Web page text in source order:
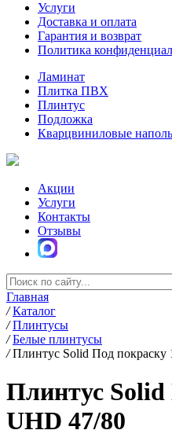
Услуги
Доставка и оплата
Гарантия и возврат
Политика
Ламинат
Плитка ПВХ
Плинтус
Подложка
Кварцвиниловые
Акции
Услуги
Контакты
Отзывы
Главная
/ Каталог
/ Плинтусы
/ Белые плинтусы
/ Плинтус Solid Под покраску
Плинтус Solid
UHD 47/80